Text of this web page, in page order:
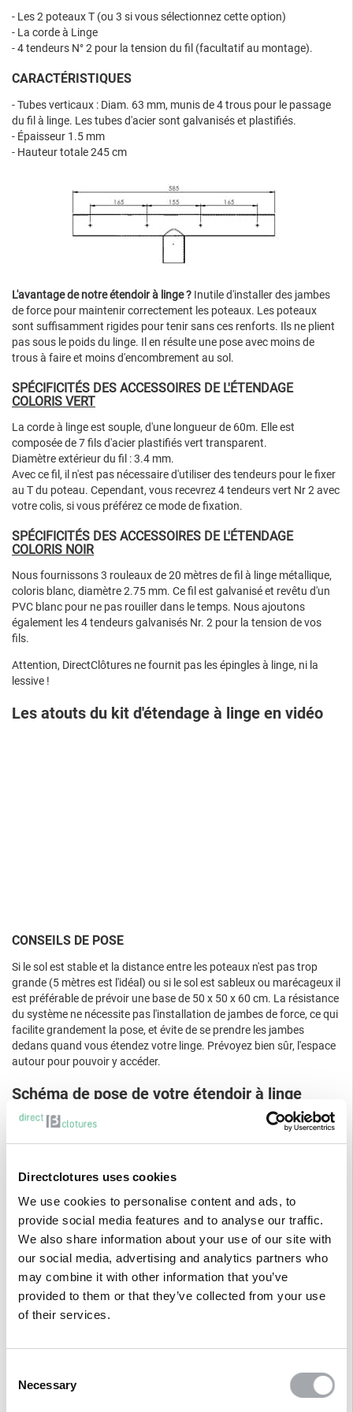
Directclotures uses cookies
We use cookies to personalise content and ads, to
provide social media features and to analyse our traffic.
We also share information about your use of our site with
our social media, advertising and analytics partners who
may combine it with other information that you’ve
provided to them or that they’ve collected from your use
of their services.
Selection
Necessary
- Les 2 poteaux T (ou 3 si vous sélectionnez cette option)
- La corde à Linge
- 4 tendeurs N° 2 pour la tension du fil (facultatif au montage).
CARACTÉRISTIQUES
- Tubes verticaux : Diam. 63 mm, munis de 4 trous pour le passage
du fil à linge. Les tubes d'acier sont galvanisés et plastifiés.
- Épaisseur 1.5 mm
- Hauteur totale 245 cm
L'avantage de notre étendoir à linge ? Inutile d'installer des jambes
de force pour maintenir correctement les poteaux. Les poteaux
sont suffisamment rigides pour tenir sans ces renforts. Ils ne plient
pas sous le poids du linge. Il en résulte une pose avec moins de
trous à faire et moins d'encombrement au sol.
SPÉCIFICITÉS DES ACCESSOIRES DE L'ÉTENDAGE
COLORIS VERT
La corde à linge est souple, d'une longueur de 60m. Elle est
composée de 7 fils d'acier plastifiés vert transparent.
Diamètre extérieur du fil : 3.4 mm.
Avec ce fil, il n'est pas nécessaire d'utiliser des tendeurs pour le fixer
au T du poteau. Cependant, vous recevrez 4 tendeurs vert Nr 2 avec
votre colis, si vous préférez ce mode de fixation.
SPÉCIFICITÉS DES ACCESSOIRES DE L'ÉTENDAGE
COLORIS NOIR
Nous fournissons 3 rouleaux de 20 mètres de fil à linge métallique,
coloris blanc, diamètre 2.75 mm. Ce fil est galvanisé et revêtu d'un
PVC blanc pour ne pas rouiller dans le temps. Nous ajoutons
également les 4 tendeurs galvanisés Nr. 2 pour la tension de vos
fils.
Attention, DirectClôtures ne fournit pas les épingles à linge, ni la
lessive !
Les atouts du kit d'étendage à linge en vidéo
CONSEILS DE POSE
Si le sol est stable et la distance entre les poteaux n'est pas trop
grande (5 mètres est l'idéal) ou si le sol est sableux ou marécageux il
est préférable de prévoir une base de 50 x 50 x 60 cm. La résistance
du système ne nécessite pas l'installation de jambes de force, ce qui
facilite grandement la pose, et évite de se prendre les jambes
dedans quand vous étendez votre linge. Prévoyez bien sûr, l'espace
autour pour pouvoir y accéder.
Schéma de pose de votre étendoir à linge